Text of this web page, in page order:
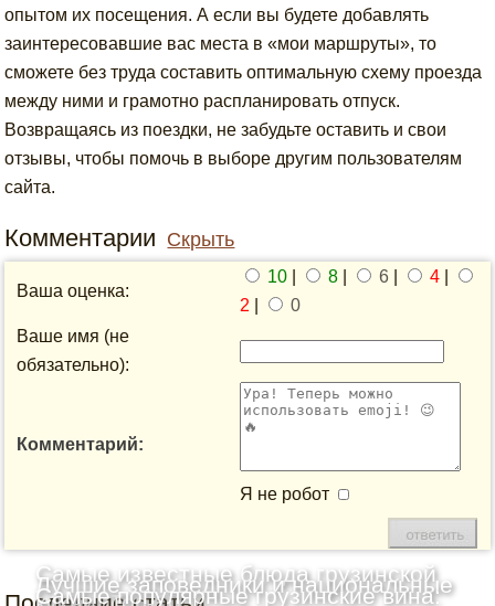
опытом их посещения. А если вы будете добавлять
заинтересовавшие вас места в «мои маршруты», то
сможете без труда составить оптимальную схему проезда
между ними и грамотно распланировать отпуск.
Возвращаясь из поездки, не забудьте оставить и свои
отзывы, чтобы помочь в выборе другим пользователям
сайта.
Комментарии Скрыть
Ваша оценка:
10 8 6 4
2
0
Ваше имя (не
обязательно):
Комментарий:
Я не робот
Самые известные блюда грузинской
Лучшие заповедники и национальные
Самые популярные грузинские вина: